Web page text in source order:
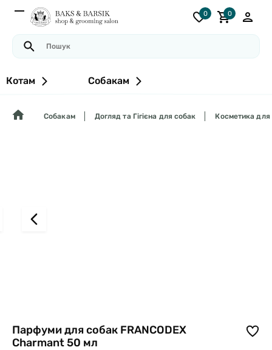
0 0
Котам Собакам
Собакам Догляд та Гігієна для собак Косметика для
Парфуми для собак FRANCODEX
Charmant 50 мл